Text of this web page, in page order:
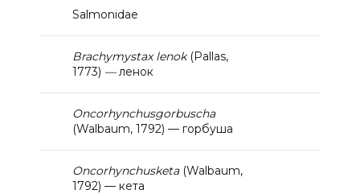
Salmonidae
Brachymystax lenok(Pallas,
1773) —ленок
Oncorhynchusgorbuscha
(Walbaum, 1792) — горбуша
Oncorhynchusketa(Walbaum,
1792) — кета